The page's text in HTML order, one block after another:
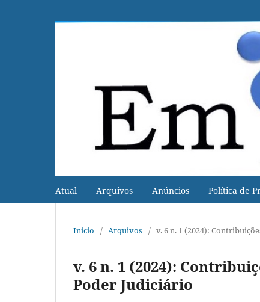
Atual Arquivos Anúncios Política de
Início / Arquivos / v. 6 n. 1 (2024):
v. 6 n. 1 (2024):
Poder Judiciário